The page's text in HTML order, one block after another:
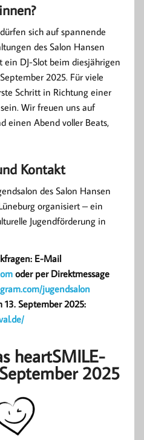
sich auf spannende
des Salon Hansen
DJ-Slot beim diesjährigen
2025. Für viele
Schritt in Richtung einer
Wir freuen uns auf
einen Abend voller Beats,
Kontakt
des Salon Hansen
organisiert – ein
Jugendförderung in
E-Mail
oder per Direktmessage
jugendsalon
13. September 2025:
heartSMILE-
2025